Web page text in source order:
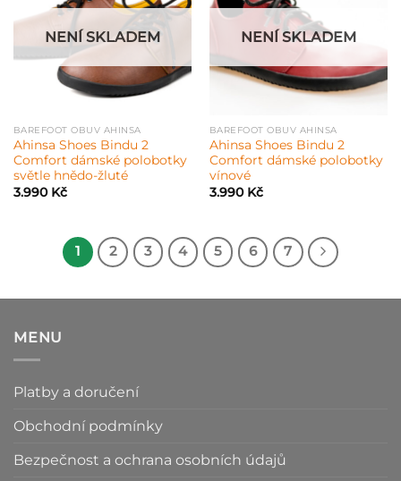
NENÍ SKLADEM
BAREFOOT OBUV AHINSA
Ahinsa Shoes Bindu 2
Comfort dámské polobotky
světle hnědo-žluté
3.990 Kč
NENÍ SKLADEM
BAREFOOT OBUV AHINSA
Ahinsa Shoes Bindu 2
Comfort dámské polobotky
vínové
3.990 Kč
1 2 3 4 5 6 7
MENU
Platby a doručení
Obchodní podmínky
Bezpečnost a ochrana osobních údajů